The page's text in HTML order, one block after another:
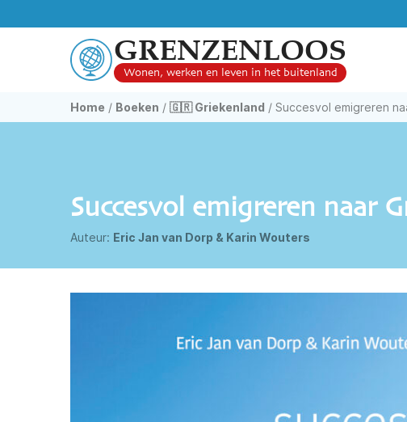
GRENZENLOOS
Wonen, werken en leven in het buitenland
Home / Boeken / 🇬🇷 Griekenland / Succesvol emigreren
Succesvol emigreren naar
Auteur: Eric Jan van Dorp & Karin Wouters